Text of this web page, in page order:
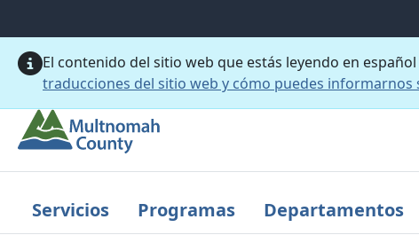
El contenido del sitio web que estás leyendo en
traducciones del sitio web y cómo puedes
Servicios Programas Departamentos